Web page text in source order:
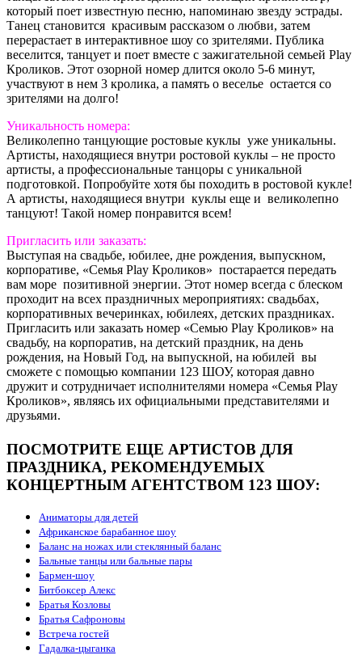
который поет известную песню, напоминаю звезду эстрады.
Танец становится красивым рассказом о любви, затем
перерастает в интерактивное шоу со зрителями. Публика
веселится, танцует и поет вместе с зажигательной семьей Play
Кроликов. Этот озорной номер длится около 5-6 минут,
участвуют в нем 3 кролика, а память о веселье остается со
зрителями на долго!
Уникальность номера:
Великолепно танцующие ростовые куклы уже уникальны.
Артисты, находящиеся внутри ростовой куклы – не просто
артисты, а профессиональные танцоры с уникальной
подготовкой. Попробуйте хотя бы походить в ростовой кукле!
А артисты, находящиеся внутри куклы еще и великолепно
танцуют! Такой номер понравится всем!
Пригласить или заказать:
Выступая на свадьбе, юбилее, дне рождения, выпускном,
корпоративе, «Семья Play Кроликов» постарается передать
вам море позитивной энергии. Этот номер всегда с блеском
проходит на всех праздничных мероприятиях: свадьбах,
корпоративных вечеринках, юбилеях, детских праздниках.
Пригласить или заказать номер «Семью Play Кроликов» на
свадьбу, на корпоратив, на детский праздник, на день
рождения, на Новый Год, на выпускной, на юбилей вы
сможете с помощью компании 123 ШОУ, которая давно
дружит и сотрудничает исполнителями номера «Семья Play
Кроликов», являясь их официальными представителями и
друзьями.
ПОСМОТРИТЕ ЕЩЕ АРТИСТОВ ДЛЯ
ПРАЗДНИКА, РЕКОМЕНДУЕМЫХ
КОНЦЕРТНЫМ АГЕНТСТВОМ 123 ШОУ:
Аниматоры для детей
Африканское барабанное шоу
Баланс на ножах или стеклянный баланс
Бальные танцы или бальные пары
Бармен-шоу
Битбоксер Алекс
Братья Козловы
Братья Сафроновы
Встреча гостей
Гадалка-цыганка